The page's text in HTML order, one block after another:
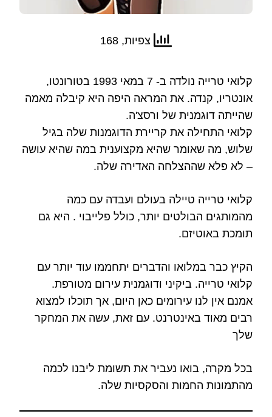
צפיות, 168
קלואי טרייה נולדה ב- 7 במאי 1993 בטורונטו,
אונטריו, קנדה. את המראה היפה היא קיבלה מאמה
שהייתה דוגמנית של ורסצ'ה.
קלואי התחילה את קריירת הדוגמנות שלה בגיל
שלוש, מה שאומר שהיא מקצוענית במה שהיא עושה
– לא פלא שההצלחה האדירה שלה.
קלואי טרייה טיילה בעולם ועבדה עם כמה
מהמותגים הבולטים יותר, כולל פלייבוי . היא גם
תומכת באוטיזם.
הקיץ כבר במלואו והדברים יתחממו עוד יותר עם
קלואי טרייה. ביקיני ודוגמנית עירום מטורפת.
אמנם אין לנו עירומים כאן היום, אך תוכלו למצוא
רבים מאוד באינטרנט. עם זאת, עשה את המחקר
שלך
בכל מקרה, בואו נעביר את תשומת ליבנו לכמה
מהתמונות החמות והסקסיות שלה.